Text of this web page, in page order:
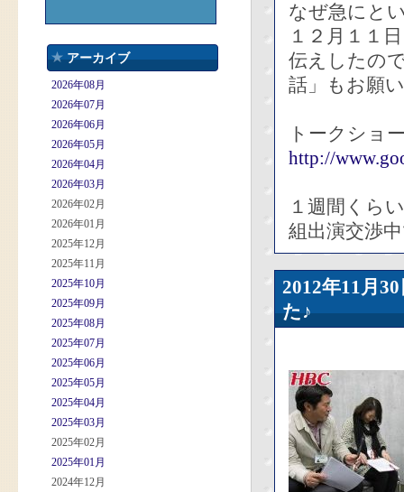
アーカイブ
2026年08月
2026年07月
2026年06月
2026年05月
2026年04月
2026年03月
2026年02月
2026年01月
2025年12月
2025年11月
2025年10月
2025年09月
2025年08月
2025年07月
2025年06月
2025年05月
2025年04月
2025年03月
2025年02月
2025年01月
2024年12月
なぜ急にと
１２月１１
伝えしたの
話」もお願
トークショ
http://
１週間くら
組出演交渉
2012年11
た♪